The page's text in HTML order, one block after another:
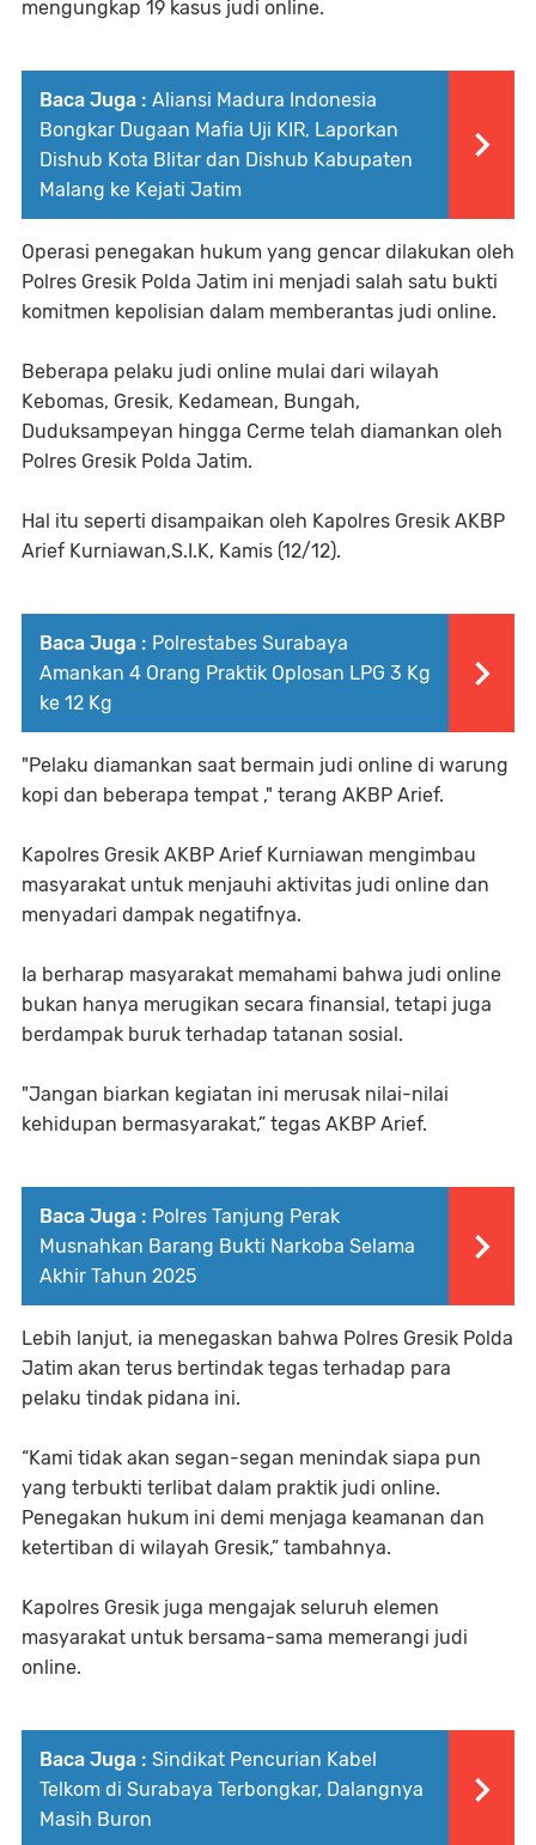
mengungkap 19 kasus judi online.
Baca Juga : Aliansi Madura Indonesia
Bongkar Dugaan Mafia Uji KIR, Laporkan
Dishub Kota Blitar dan Dishub Kabupaten
Malang ke Kejati Jatim
Operasi penegakan hukum yang gencar dilakukan oleh
Polres Gresik Polda Jatim ini menjadi salah satu bukti
komitmen kepolisian dalam memberantas judi online.
Beberapa pelaku judi online mulai dari wilayah
Kebomas, Gresik, Kedamean, Bungah,
Duduksampeyan hingga Cerme telah diamankan oleh
Polres Gresik Polda Jatim.
Hal itu seperti disampaikan oleh Kapolres Gresik AKBP
Arief Kurniawan,S.I.K, Kamis (12/12).
Baca Juga : Polrestabes Surabaya
Amankan 4 Orang Praktik Oplosan LPG 3 Kg
ke 12 Kg
"Pelaku diamankan saat bermain judi online di warung
kopi dan beberapa tempat ," terang AKBP Arief.
Kapolres Gresik AKBP Arief Kurniawan mengimbau
masyarakat untuk menjauhi aktivitas judi online dan
menyadari dampak negatifnya.
Ia berharap masyarakat memahami bahwa judi online
bukan hanya merugikan secara finansial, tetapi juga
berdampak buruk terhadap tatanan sosial.
"Jangan biarkan kegiatan ini merusak nilai-nilai
kehidupan bermasyarakat,” tegas AKBP Arief.
Baca Juga : Polres Tanjung Perak
Musnahkan Barang Bukti Narkoba Selama
Akhir Tahun 2025
Lebih lanjut, ia menegaskan bahwa Polres Gresik Polda
Jatim akan terus bertindak tegas terhadap para
pelaku tindak pidana ini.
“Kami tidak akan segan-segan menindak siapa pun
yang terbukti terlibat dalam praktik judi online.
Penegakan hukum ini demi menjaga keamanan dan
ketertiban di wilayah Gresik,” tambahnya.
Kapolres Gresik juga mengajak seluruh elemen
masyarakat untuk bersama-sama memerangi judi
online.
Baca Juga : Sindikat Pencurian Kabel
Telkom di Surabaya Terbongkar, Dalangnya
Masih Buron